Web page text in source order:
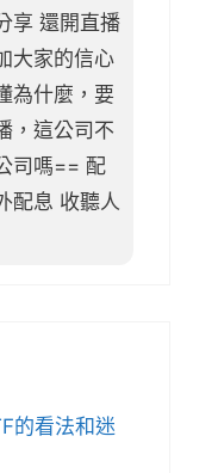
享 還開直播
大家的信心
為什麼，要
，這公司不
司嗎== 配
配息 收聽人
的看法和迷